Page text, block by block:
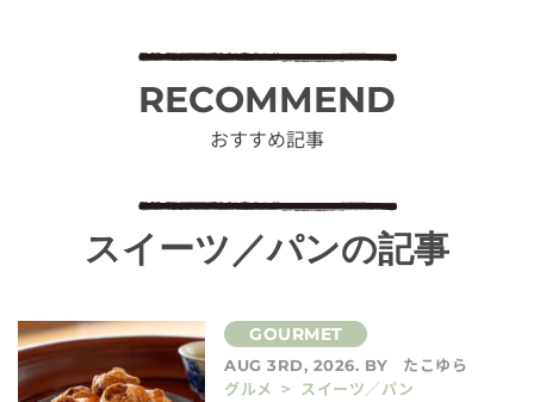
RECOMMEND
おすすめ記事
スイーツ／パンの記事
AUG 3RD, 2026. BY
たこゆら
グルメ > スイーツ／パン